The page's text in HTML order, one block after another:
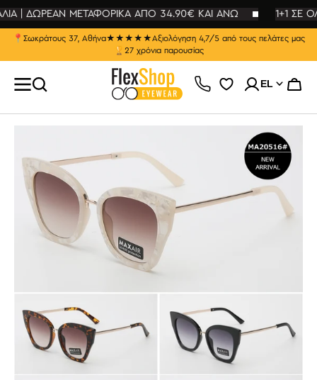
| ΔΩΡΕΑΝ ΜΕΤΑΦΟΡΙΚΑ ΑΠΟ 34.90€ ΚΑΙ ΑΝΩ 1+1 ΣΕ
📍 Σωκράτους 37, Αθήνα★★★★★Αξιολόγηση 4,7/5 από τους πελάτες μας
🏆 27 χρόνια παρουσίας
EL
Άνοιγμα
στην
προβολή
συλλογής